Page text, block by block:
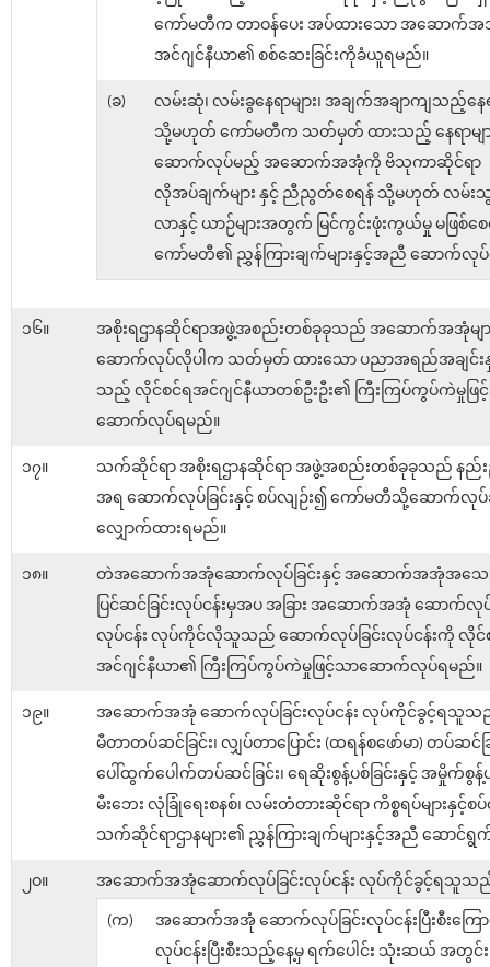
ကော်မတီက တာဝန်ပေး အပ်ထားသော အဆောက်
အင်ဂျင်နီယာ၏ စစ်ဆေးခြင်းကိုခံယူရမည်။
(ခ)
လမ်းဆုံ၊ လမ်းခွနေရာများ၊ အချက်အချာကျသည့်နေရ
သို့မဟုတ် ကော်မတီက သတ်မှတ် ထားသည့် နေရာမျ
ဆောက်လုပ်မည့် အဆောက်အအုံကို ဗိသုကာဆိုင်ရာ
လိုအပ်ချက်များ နှင့် ညီညွတ်စေရန် သို့မဟုတ် လမ်းသွ
လာနှင့် ယာဉ်များအတွက် မြင်ကွင်းဖုံးကွယ်မှု မဖြစ်စေ
ကော်မတီ၏ ညွှန်ကြားချက်များနှင့်အညီ ဆောက်လု
၁၆။
အစိုးရဌာနဆိုင်ရာအဖွဲ့အစည်းတစ်ခုခုသည် အဆောက်အအုံမျ
ဆောက်လုပ်လိုပါက သတ်မှတ် ထားသော ပညာအရည်အချင်းနှ
သည့် လိုင်စင်ရအင်ဂျင်နီယာတစ်ဦးဦး၏ ကြီးကြပ်ကွပ်ကဲမှုဖြင့်
ဆောက်လုပ်ရမည်။
၁၇။
သက်ဆိုင်ရာ အစိုးရဌာနဆိုင်ရာ အဖွဲ့အစည်းတစ်ခုခုသည် နည်း
အရ ဆောက်လုပ်ခြင်းနှင့် စပ်လျဉ်း၍ ကော်မတီသို့ဆောက်လုပ်
လျှောက်ထားရမည်။
၁၈။
တဲအဆောက်အအုံဆောက်လုပ်ခြင်းနှင့် အဆောက်အအုံအသေး
ပြင်ဆင်ခြင်းလုပ်ငန်းမှအပ အခြား အဆောက်အအုံ ဆောက်လုပ်
လုပ်ငန်း လုပ်ကိုင်လိုသူသည် ဆောက်လုပ်ခြင်းလုပ်ငန်းကို လိုင်
အင်ဂျင်နီယာ၏ ကြီးကြပ်ကွပ်ကဲမှုဖြင့်သာဆောက်လုပ်ရမည်။
၁၉။
အဆောက်အအုံ ဆောက်လုပ်ခြင်းလုပ်ငန်း လုပ်ကိုင်ခွင့်ရသူသ
မီတာတပ်ဆင်ခြင်း၊ လျှပ်တာပြောင်း (ထရန်စဖော်မာ) တပ်ဆင်ခ
ပေါ်ထွက်ပေါက်တပ်ဆင်ခြင်း၊ ရေဆိုးစွန့်ပစ်ခြင်းနှင့် အမှိုက်စွန့်ပ
မီးဘေး လုံခြုံရေးစနစ်၊ လမ်းတံတားဆိုင်ရာ ကိစ္စရပ်များနှင့်စ
သက်ဆိုင်ရာဌာနများ၏ ညွှန်ကြားချက်များနှင့်အညီ ဆောင်ရွ
၂ဝ။ အဆောက်အအုံဆောက်လုပ်ခြင်းလုပ်ငန်း လုပ်ကိုင်ခွင့်ရသူသ
(က)
အဆောက်အအုံ ဆောက်လုပ်ခြင်းလုပ်ငန်းပြီးစီးကြေ
လုပ်ငန်းပြီးစီးသည့်နေ့မှ ရက်ပေါင်း သုံးဆယ် အတွင်း